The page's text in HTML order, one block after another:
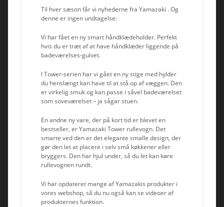
Til hver sæson får vi nyhederne fra Yamazaki . Og
denne er ingen undtagelse:
Vi har fået en ny smart håndklædeholder. Perfekt
hvis du er træt af at have håndklæder liggende på
badeværelses-gulvet.
I Tower-serien har vi gået en ny stige med hylder
du henslængt kan have til at stå op af væggen. Den
er virkelig smuk og kan passe i såvel badeværelset
som soveværelset – ja sågar stuen.
En andne ny vare, der på kort tid er blevet en
bestseller, er Yamazaki Tower rullevogn. Det
smarte ved den er det elegante smalle design, der
gør den let at placere i selv små køkkener eller
bryggers. Den har hjul under, så du let kan køre
rullevognen rundt.
Vi har opdateret mange af Yamazakis produkter i
vores webshop, så du nu også kan se videoer af
produkternes funktion.